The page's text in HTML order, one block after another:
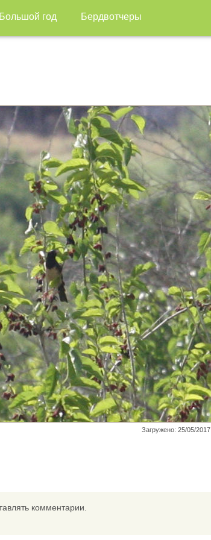
Большой год Бердвотчеры
Загружено: 25/05/2017
комментарии.